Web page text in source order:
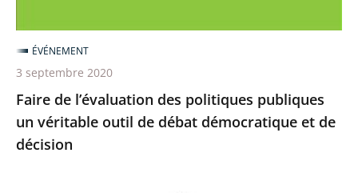
de
débat
démocratique
et
de
décision
Faire de l’évaluation des politiques publiques
un véritable outil de débat démocratique et de
décision
ÉVÉNEMENT
3 septembre 2020